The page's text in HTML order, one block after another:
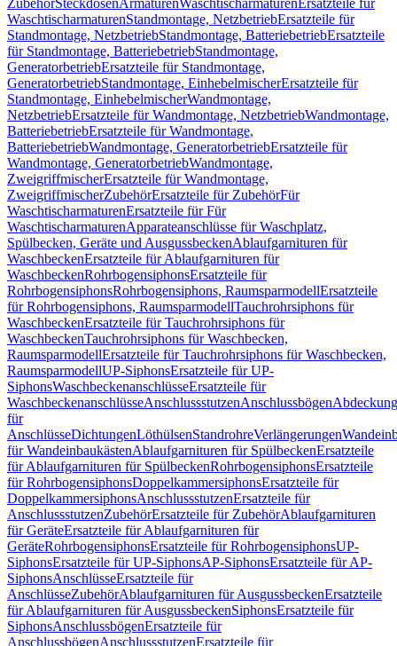
ZubehörSteckdosenArmaturenWaschtischarmaturen Ersatzteile für
WaschtischarmaturenStandmontage, NetzbetriebErsatzteile für
Standmontage, NetzbetriebStandmontage, BatteriebetriebErsatzteile
für Standmontage, BatteriebetriebStandmontage,
GeneratorbetriebErsatzteile für Standmontage,
GeneratorbetriebStandmontage, EinhebelmischerErsatzteile für
Standmontage, EinhebelmischerWandmontage,
NetzbetriebErsatzteile für Wandmontage, NetzbetriebWandmontage,
BatteriebetriebErsatzteile für Wandmontage,
BatteriebetriebWandmontage, GeneratorbetriebErsatzteile für
Wandmontage, GeneratorbetriebWandmontage,
ZweigriffmischerErsatzteile für Wandmontage,
ZweigriffmischerZubehörErsatzteile für ZubehörFür
WaschtischarmaturenErsatzteile für Für
WaschtischarmaturenApparateanschlüsse für Waschplatz,
Spülbecken, Geräte und AusgussbeckenAblaufgarnituren für
WaschbeckenErsatzteile für Ablaufgarnituren für
WaschbeckenRohrbogensiphonsErsatzteile für
RohrbogensiphonsRohrbogensiphons, RaumsparmodellErsatzteile
für Rohrbogensiphons, RaumsparmodellTauchrohrsiphons für
WaschbeckenErsatzteile für Tauchrohrsiphons für
WaschbeckenTauchrohrsiphons für Waschbecken,
RaumsparmodellErsatzteile für Tauchrohrsiphons für Waschbecken,
RaumsparmodellUP-SiphonsErsatzteile für UP-
SiphonsWaschbeckenanschlüsseErsatzteile für
WaschbeckenanschlüsseAnschlussstutzenAnschlussbögen
für
AnschlüsseDichtungenLöthülsenStandrohreVerlängerungen
für WandeinbaukästenAblaufgarnituren für SpülbeckenErsatzteile
für Ablaufgarnituren für SpülbeckenRohrbogensiphonsErsatzteile
für RohrbogensiphonsDoppelkammersiphonsErsatzteile für
DoppelkammersiphonsAnschlussstutzenErsatzteile für
AnschlussstutzenZubehörErsatzteile für ZubehörAblaufgarnituren
für GeräteErsatzteile für Ablaufgarnituren für
GeräteRohrbogensiphonsErsatzteile für RohrbogensiphonsUP-
SiphonsErsatzteile für UP-SiphonsAP-SiphonsErsatzteile für AP-
SiphonsAnschlüsseErsatzteile für
AnschlüsseZubehörAblaufgarnituren für AusgussbeckenErsatzteile
für Ablaufgarnituren für AusgussbeckenSiphonsErsatzteile für
SiphonsAnschlussbögenErsatzteile für
AnschlussbögenAnschlussstutzenErsatzteile für